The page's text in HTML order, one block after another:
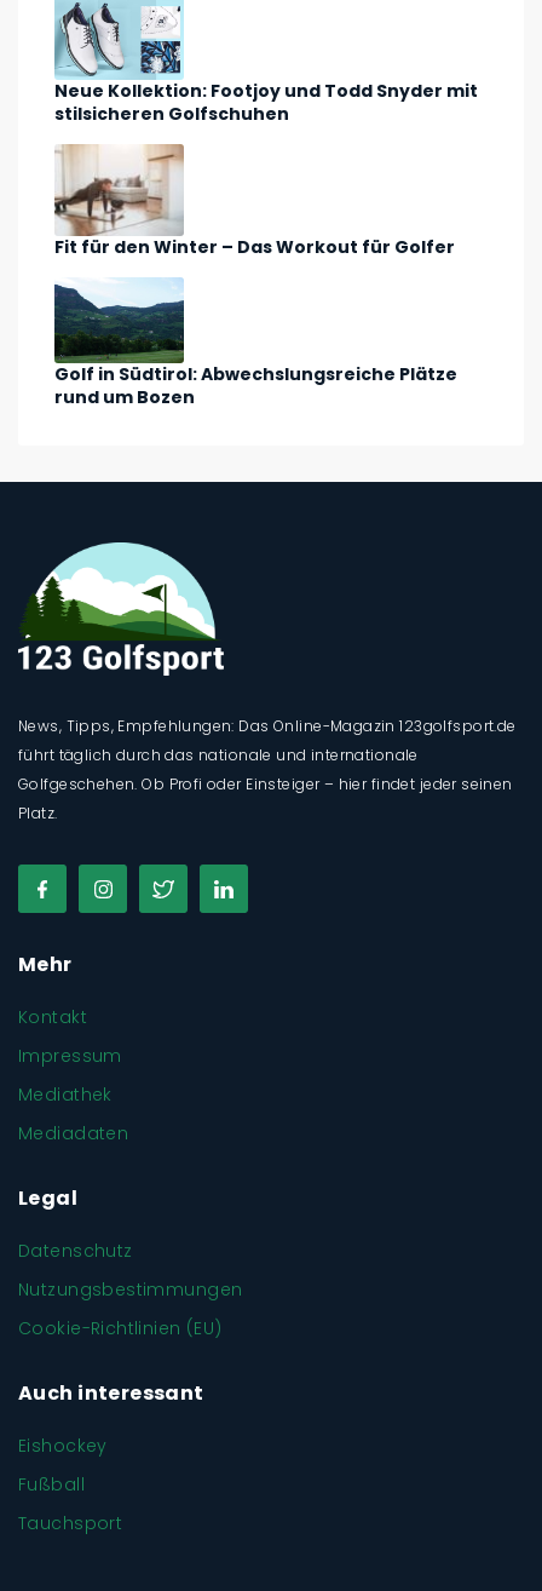
Neue Kollektion: Footjoy und Todd Snyder mit
stilsicheren Golfschuhen
Fit für den Winter – Das Workout für Golfer
Golf in Südtirol: Abwechslungsreiche Plätze
rund um Bozen
News, Tipps, Empfehlungen: Das Online-Magazin 123golfsport.de
führt täglich durch das nationale und internationale
Golfgeschehen. Ob Profi oder Einsteiger – hier findet jeder seinen
Platz.
Mehr
Kontakt
Impressum
Mediathek
Mediadaten
Legal
Datenschutz
Nutzungsbestimmungen
Cookie-Richtlinien (EU)
Auch interessant
Eishockey
Fußball
Tauchsport